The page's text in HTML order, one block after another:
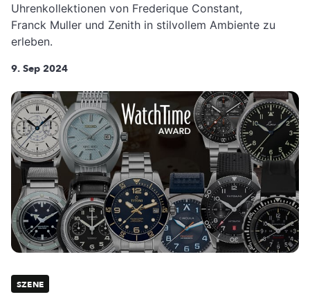
Uhrenkollektionen von Frederique Constant,
Franck Muller und Zenith in stilvollem Ambiente zu
erleben.
9. Sep 2024
SZENE